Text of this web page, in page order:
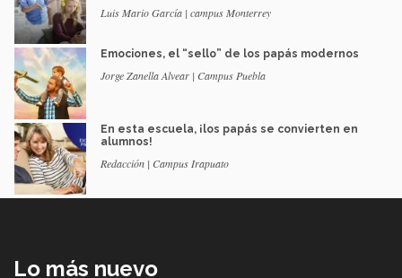
Luis Mario García | campus Monterrey
Emociones, el “sello” de los papás modernos
Jorge Zanella Alvear | Campus Puebla
En esta escuela, ¡los papás se convierten en
alumnos!
Redacción | Campus Irapuato
Lo más nuevo